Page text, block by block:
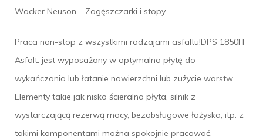
Wacker Neuson – Zagęszczarki i stopy
Praca non-stop z wszystkimi rodzajami asfaltu!DPS 1850H
Asfalt: jest wyposażony w optymalna płytę do
wykańczania lub łatanie nawierzchni lub zużycie warstw.
Elementy takie jak nisko ścieralna płyta, silnik z
wystarczającą rezerwą mocy, bezobsługowe łożyska, itp. z
takimi komponentami można spokojnie pracować.